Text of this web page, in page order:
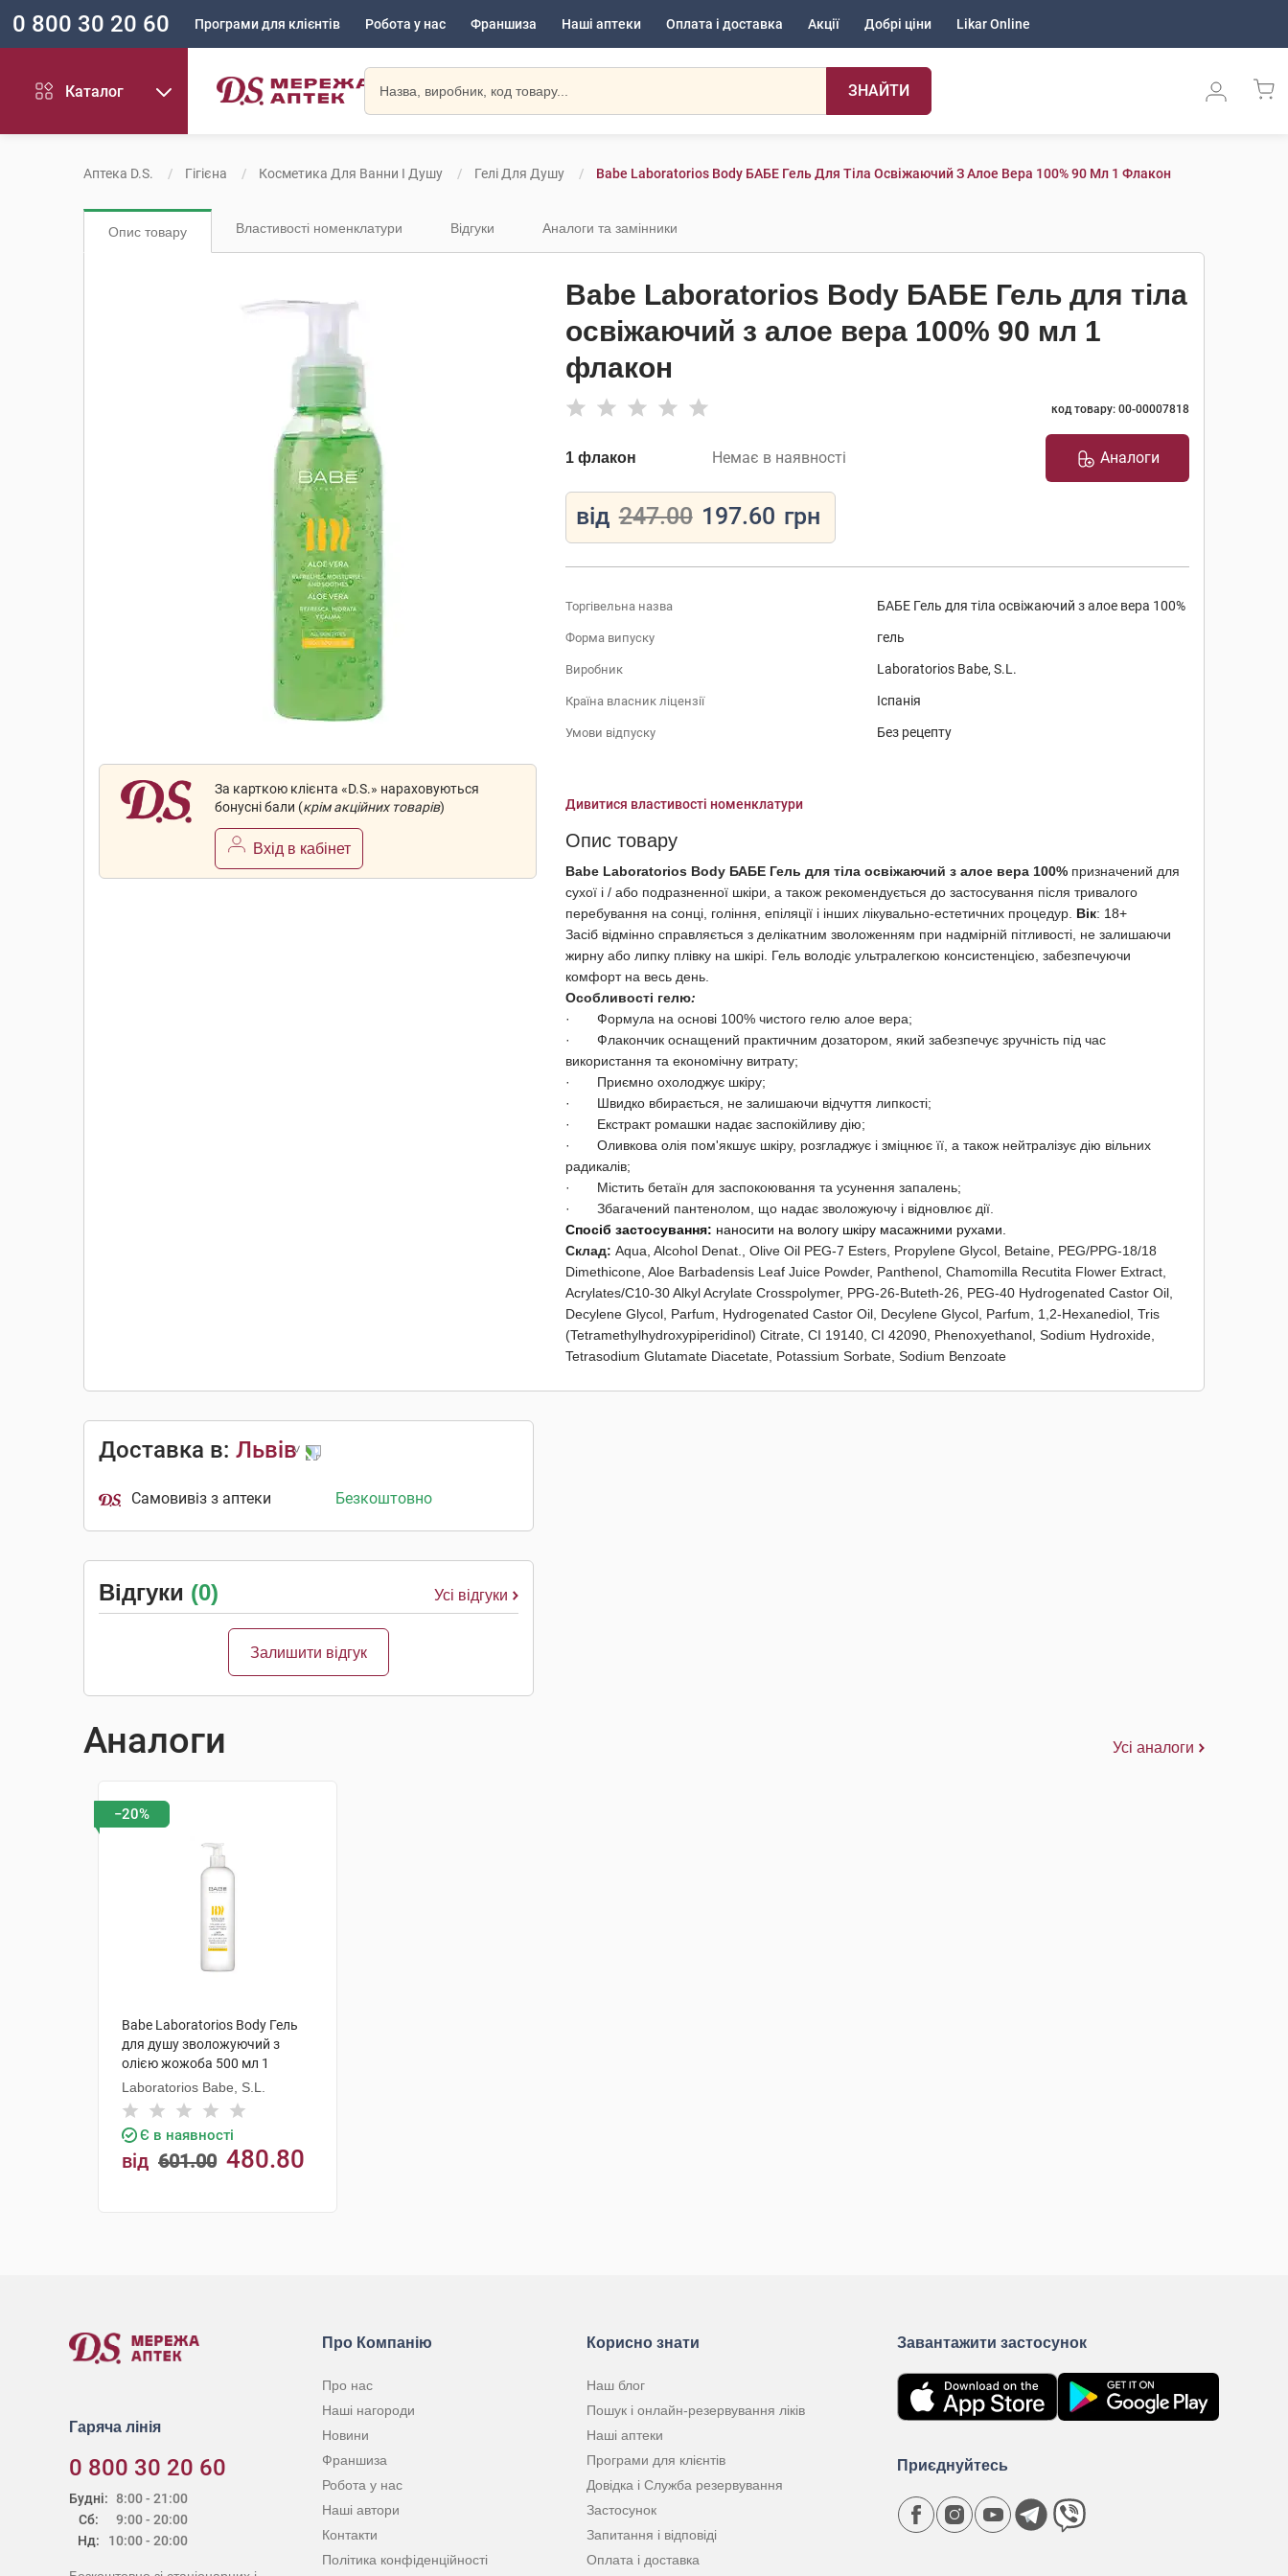
0 800 30 20 60 Програми для клієнтів Робота у нас Франшиза Наші аптеки Оплата і доставка Акції Добрі ціни Likar Online
Каталог ЗНАЙТИ
Аптека D.S. Гігієна Косметика Для Ванни І Душу Гелі Для Душу Babe Laboratorios Body БАБЕ Гель Для Тіла Освіжаючий З Алое Вера 100% 90 Мл 1 Флакон
Опис товару Властивості номенклатури Відгуки Аналоги та замінники
За карткою клієнта «D.S.» нараховуються
бонусні бали (крім акційних товарів)
Вхід в кабінет
Babe Laboratorios Body БАБЕ Гель для тіла
освіжаючий з алое вера 100% 90 мл 1
флакон
код товару: 00-00007818
1 флакон Немає в наявності Аналоги
від 247.00 197.60 грн
Торгівельна назва БАБЕ Гель для тіла освіжаючий з алое вера 100%
Форма випуску гель
Виробник Laboratorios Babe, S.L.
Країна власник ліцензії Іспанія
Умови відпуску Без рецепту
Дивитися властивості номенклатури
Опис товару
Babe Laboratorios Body БАБЕ Гель для тіла освіжаючий з алое вера 100%призначений для
сухої і / або подразненної шкіри, а також рекомендується до застосування після тривалого
перебування на сонці, гоління, епіляції і інших лікувально-естетичних процедур. Вік: 18+
Засіб відмінно справляється з делікатним зволоженням при надмірній пітливості, не залишаючи
жирну або липку плівку на шкірі. Гель володіє ультралегкою консистенцією, забезпечуючи
комфорт на весь день.
Особливості гелю:
· Формула на основі 100% чистого гелю алое вера;
· Флакончик оснащений практичним дозатором, який забезпечує зручність під час
використання та економічну витрату;
· Приємно охолоджує шкіру;
· Швидко вбирається, не залишаючи відчуття липкості;
· Екстракт ромашки надає заспокійливу дію;
· Оливкова олія пом'якшує шкіру, розгладжує і зміцнює її, а також нейтралізує дію вільних
радикалів;
· Містить бетаїн для заспокоювання та усунення запалень;
· Збагачений пантенолом, що надає зволожуючу і відновлює дії.
Спосіб застосування: наносити на вологу шкіру масажними рухами.
Склад: Aqua, Alcohol Denat., Olive Oil PEG-7 Esters, Propylene Glycol, Betaine, PEG/PPG-18/18
Dimethicone, Aloe Barbadensis Leaf Juice Powder, Panthenol, Chamomilla Recutita Flower Extract,
Acrylates/C10-30 Alkyl Acrylate Crosspolymer, PPG-26-Buteth-26, PEG-40 Hydrogenated Castor Oil,
Decylene Glycol, Parfum, Hydrogenated Castor Oil, Decylene Glycol, Parfum, 1,2-Hexanediol, Tris
(Tetramethylhydroxypiperidinol) Citrate, CI 19140, CI 42090, Phenoxyethanol, Sodium Hydroxide,
Tetrasodium Glutamate Diacetate, Potassium Sorbate, Sodium Benzoate
Доставка в: Львів
Самовивіз з аптеки Безкоштовно
Відгуки (0) Усі відгуки
Залишити відгук
Аналоги Усі аналоги
−20%
Babe Laboratorios Body Гель
для душу зволожуючий з
олією жожоба 500 мл 1
флакон
Laboratorios Babe, S.L.
Є в наявності
від 601.00 480.80
Гаряча лінія
0 800 30 20 60
Будні:
Сб:
Нд:
8:00 - 21:00
9:00 - 20:00
10:00 - 20:00
Про Компанію
Про нас
Наші нагороди
Новини
Франшиза
Робота у нас
Наші автори
Контакти
Політика конфіденційності
Корисно знати
Наш блог
Пошук і онлайн-резервування ліків
Наші аптеки
Програми для клієнтів
Довідка і Служба резервування
Застосунок
Запитання і відповіді
Оплата і доставка
Завантажити застосунок
Приєднуйтесь